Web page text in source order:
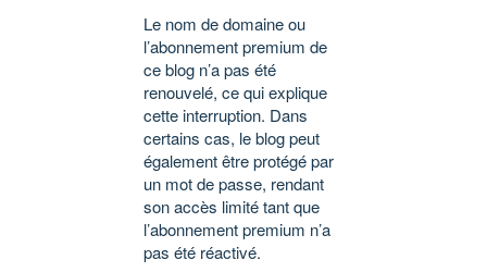
Le nom de domaine ou
l’abonnement premium de
ce blog n’a pas été
renouvelé, ce qui explique
cette interruption. Dans
certains cas, le blog peut
également être protégé par
un mot de passe, rendant
son accès limité tant que
l’abonnement premium n’a
pas été réactivé.